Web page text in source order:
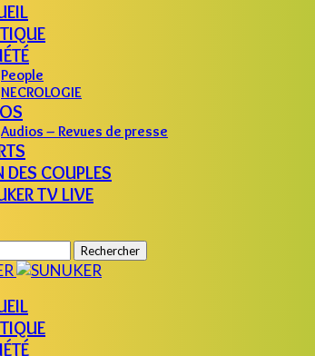
People
NECROLOGIE
Audios – Revues de presse
DES COUPLES
TV LIVE